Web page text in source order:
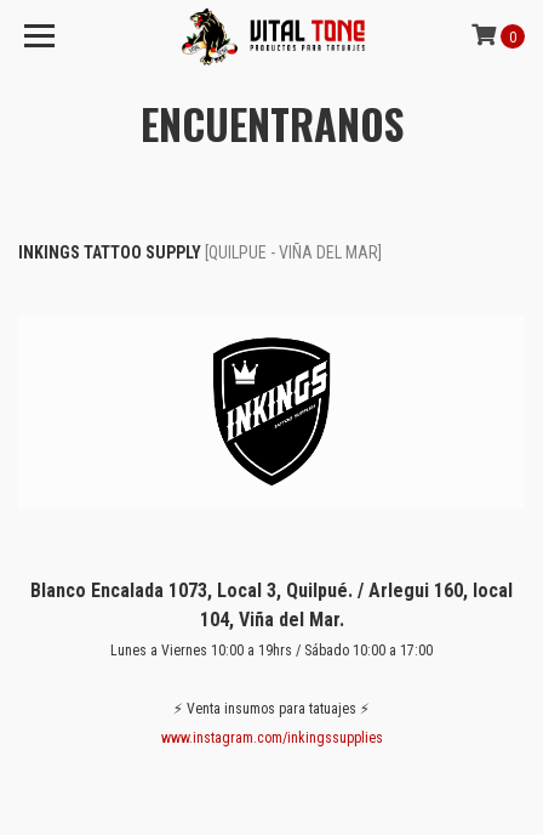
0
ENCUENTRANOS
INKINGS TATTOO SUPPLY [QUILPUE - VIÑA DEL MAR]
Blanco Encalada 1073, Local 3, Quilpué. / Arlegui 160, local
104, Viña del Mar.
Lunes a Viernes 10:00 a 19hrs / Sábado 10:00 a 17:00
⚡️ Venta insumos para tatuajes ⚡️
www.instagram.com/inkingssupplies